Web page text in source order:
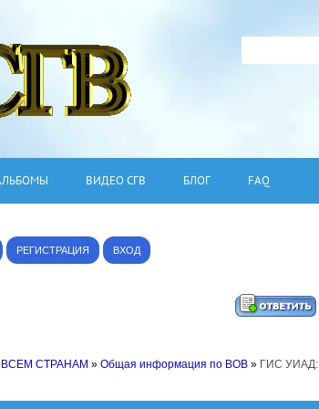
ВИДЕО СГВ БЛОГ FAQ
РЕГИСТРАЦИЯ ВХОД
СТРАНАМ » Общая информация по ВОВ » ГИС УИАД: